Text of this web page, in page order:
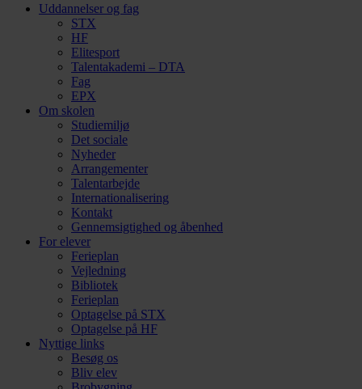
Uddannelser og fag
STX
HF
Elitesport
Talentakademi – DTA
Fag
EPX
Om skolen
Studiemiljø
Det sociale
Nyheder
Arrangementer
Talentarbejde
Internationalisering
Kontakt
Gennemsigtighed og åbenhed
For elever
Ferieplan
Vejledning
Bibliotek
Ferieplan
Optagelse på STX
Optagelse på HF
Nyttige links
Besøg os
Bliv elev